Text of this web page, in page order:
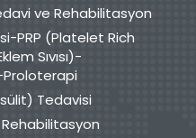
ve Rehabilitasyon
PRP (Platelet Rich
Sıvısı)-
Proloterapi
Tedavisi
Rehabilitasyon